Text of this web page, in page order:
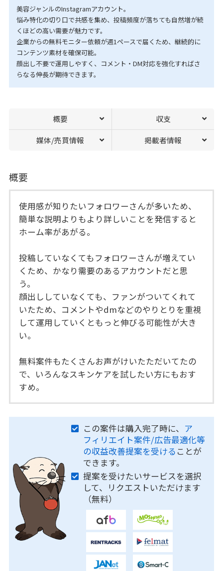
美容ジャンルのInstagramアカウント。
悩み特化の切り口で共感を集め、投稿頻度が落ちても自然増が続
くほどの高い需要が魅力です。
企業からの無料モニター依頼が週1ペースで届くため、継続的に
コンテンツ素材を確保可能。
顔出し不要で運用しやすく、コメント・DM対応を強化すればさ
らなる伸長が期待できます。
概要 収支
媒体/売買情報 掲載者情報
概要
使用感が知りたいフォロワーさんが多いため、
簡単な説明よりもより詳しいことを発信すると
ホーム率があがる。
投稿していなくてもフォロワーさんが増えてい
くため、かなり需要のあるアカウントだと思
う。
顔出ししていなくても、ファンがついてくれて
いたため、コメントやdmなどのやりとりを重視
して運用していくともっと伸びる可能性が大き
い。
無料案件もたくさんお声がけいたただいてたの
で、いろんなスキンケアを試したい方にもおす
すめ。
この案件は購入完了時に、 ア
フィリエイト案件/広告最適化等
の収益改善提案を受ける ことが
できます。
提案を受けたいサービスを選択
して、リクエストいただけます
（無料）